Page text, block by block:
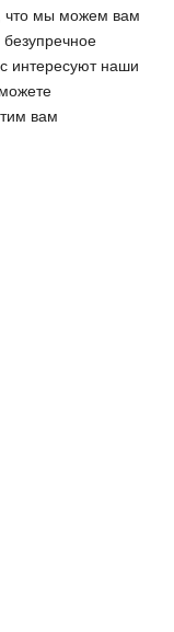
что мы можем вам
интересуют наши
вам